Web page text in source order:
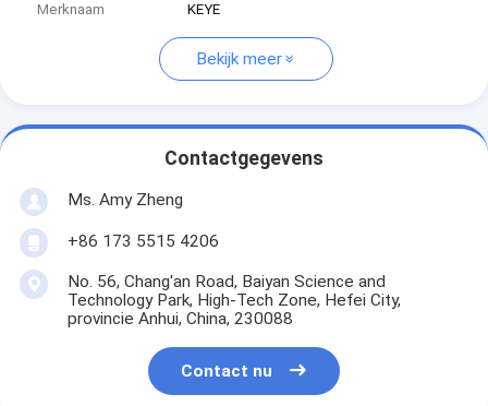
Merknaam
KEYE
Bekijk meer
Contactgegevens
Ms. Amy Zheng
+86 173 5515 4206
No. 56, Chang'an Road, Baiyan Science and
Technology Park, High-Tech Zone, Hefei City,
provincie Anhui, China, 230088
Contact nu